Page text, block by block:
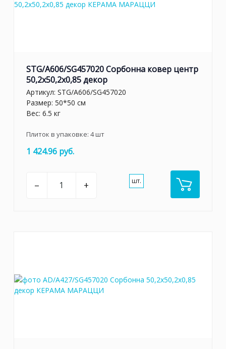
STG/A606/SG457020 Сорбонна ковер центр
50,2x50,2x0,85 декор
Артикул: STG/A606/SG457020
Размер: 50*50 см
Вес: 6.5 кг
Плиток в упаковке: 4шт
1 424.96 руб.
– + шт.